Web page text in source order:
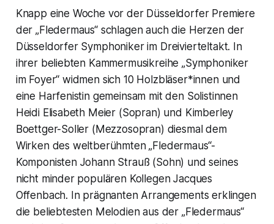
Knapp eine Woche vor der Düsseldorfer Premiere
der „Fledermaus“ schlagen auch die Herzen der
Düsseldorfer Symphoniker im Dreivierteltakt. In
ihrer beliebten Kammermusikreihe „Symphoniker
im Foyer“ widmen sich 10 Holzbläser*innen und
eine Harfenistin gemeinsam mit den Solistinnen
Heidi Elisabeth Meier (Sopran) und Kimberley
Boettger-Soller (Mezzosopran) diesmal dem
Wirken des weltberühmten „Fledermaus“-
Komponisten Johann Strauß (Sohn) und seines
nicht minder populären Kollegen Jacques
Offenbach. In prägnanten Arrangements erklingen
die beliebtesten Melodien aus der „Fledermaus“